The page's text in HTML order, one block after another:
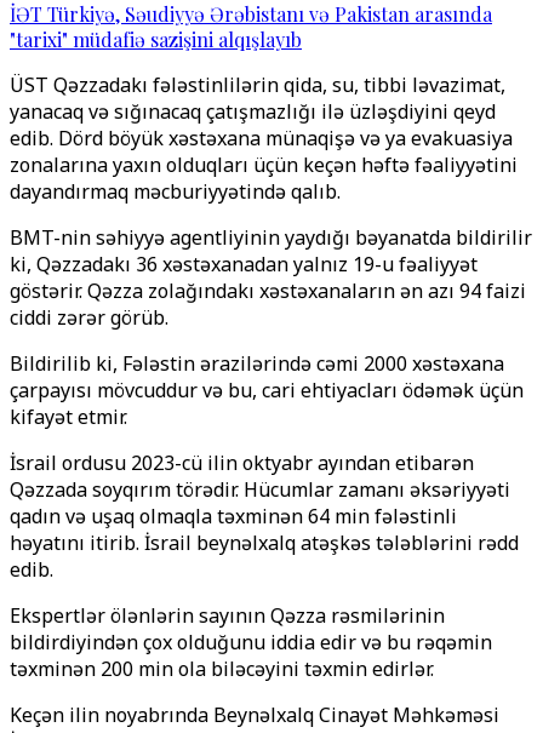
İƏT Türkiyə, Səudiyyə Ərəbistanı və Pakistan arasında
"tarixi" müdafiə sazişini alqışlayıb
ÜST Qəzzadakı fələstinlilərin qida, su, tibbi ləvazimat,
yanacaq və sığınacaq çatışmazlığı ilə üzləşdiyini qeyd
edib. Dörd böyük xəstəxana münaqişə və ya evakuasiya
zonalarına yaxın olduqları üçün keçən həftə fəaliyyətini
dayandırmaq məcburiyyətində qalıb.
BMT-nin səhiyyə agentliyinin yaydığı bəyanatda bildirilir
ki, Qəzzadakı 36 xəstəxanadan yalnız 19-u fəaliyyət
göstərir. Qəzza zolağındakı xəstəxanaların ən azı 94 faizi
ciddi zərər görüb.
Bildirilib ki, Fələstin ərazilərində cəmi 2000 xəstəxana
çarpayısı mövcuddur və bu, cari ehtiyacları ödəmək üçün
kifayət etmir.
İsrail ordusu 2023-cü ilin oktyabr ayından etibarən
Qəzzada soyqırım törədir. Hücumlar zamanı əksəriyyəti
qadın və uşaq olmaqla təxminən 64 min fələstinli
həyatını itirib. İsrail beynəlxalq atəşkəs tələblərini rədd
edib.
Ekspertlər ölənlərin sayının Qəzza rəsmilərinin
bildirdiyindən çox olduğunu iddia edir və bu rəqəmin
təxminən 200 min ola biləcəyini təxmin edirlər.
Keçən ilin noyabrında Beynəlxalq Cinayət Məhkəməsi